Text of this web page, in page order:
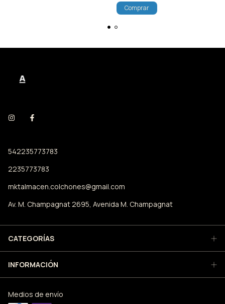
Comprar
542235773783
2235773783
mktalmacen.colchones@gmail.com
Av. M. Champagnat 2695, Avenida M. Champagnat
CATEGORÍAS
INFORMACIÓN
Medios de envío